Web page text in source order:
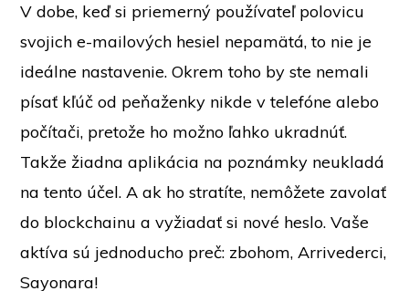
V dobe, keď si priemerný používateľ polovicu
svojich e-mailových hesiel nepamätá, to nie je
ideálne nastavenie. Okrem toho by ste nemali
písať kľúč od peňaženky nikde v telefóne alebo
počítači, pretože ho možno ľahko ukradnúť.
Takže žiadna aplikácia na poznámky neukladá
na tento účel. A ak ho stratíte, nemôžete zavolať
do blockchainu a vyžiadať si nové heslo. Vaše
aktíva sú jednoducho preč: zbohom,Arrivederci,
Sayonara!